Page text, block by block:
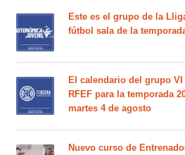
Este es el grupo de la
fútbol sala de la
El calendario del grupo VI
RFEF para la temporada
martes 4 de agosto
Nuevo curso de